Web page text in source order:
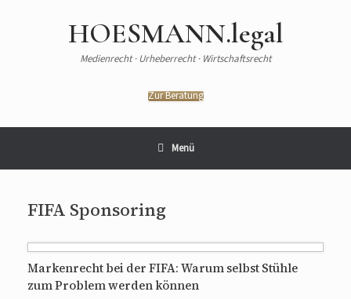
HOESMANN.legal
Medienrecht · Urheberrecht · Wirtschaftsrecht
Zur Beratung
Menü
FIFA Sponsoring
Markenrecht bei der FIFA: Warum selbst Stühle
zum Problem werden können